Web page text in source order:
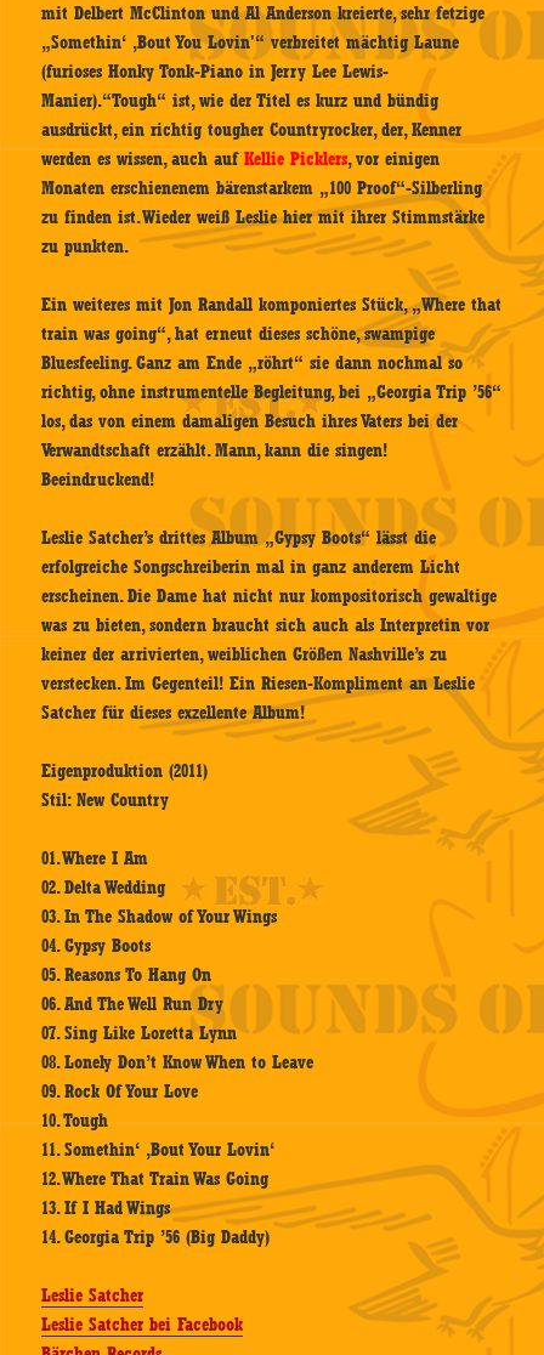
mit Delbert McClinton und Al Anderson kreierte, sehr fetzige
„Somethin‘ ‚Bout You Lovin'“ verbreitet mächtig Laune
(furioses Honky Tonk-Piano in Jerry Lee Lewis-
Manier).“Tough“ ist, wie der Titel es kurz und bündig
ausdrückt, ein richtig tougher Countryrocker, der, Kenner
werden es wissen, auch aufKellie Picklers, vor einigen
Monaten erschienenem bärenstarkem „100 Proof“-Silberling
zu finden ist. Wieder weiß Leslie hier mit ihrer Stimmstärke
zu punkten.
Ein weiteres mit Jon Randall komponiertes Stück, „Where that
train was going“, hat erneut dieses schöne, swampige
Bluesfeeling. Ganz am Ende „röhrt“ sie dann nochmal so
richtig, ohne instrumentelle Begleitung, bei „Georgia Trip ’56“
los, das von einem damaligen Besuch ihres Vaters bei der
Verwandtschaft erzählt. Mann, kann die singen!
Beeindruckend!
Leslie Satcher’s drittes Album „Gypsy Boots“ lässt die
erfolgreiche Songschreiberin mal in ganz anderem Licht
erscheinen. Die Dame hat nicht nur kompositorisch gewaltige
was zu bieten, sondern braucht sich auch als Interpretin vor
keiner der arrivierten, weiblichen Größen Nashville’s zu
verstecken. Im Gegenteil! Ein Riesen-Kompliment an Leslie
Satcher für dieses exzellente Album!
Eigenproduktion (2011)
Stil: New Country
01. Where I Am
02. Delta Wedding
03. In The Shadow of Your Wings
04. Gypsy Boots
05. Reasons To Hang On
06. And The Well Run Dry
07. Sing Like Loretta Lynn
08. Lonely Don’t Know When to Leave
09. Rock Of Your Love
10. Tough
11. Somethin‘ ‚Bout Your Lovin‘
12. Where That Train Was Going
13. If I Had Wings
14. Georgia Trip ’56 (Big Daddy)
Leslie Satcher
Leslie Satcher bei Facebook